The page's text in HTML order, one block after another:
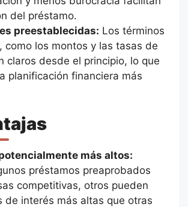
del préstamo.
preestablecidas: Los términos
como los montos y las tasas de
claros desde el principio, lo que
planificación financiera más
más altos:
préstamos preaprobados
competitivas, otros pueden
de interés más altas que otras